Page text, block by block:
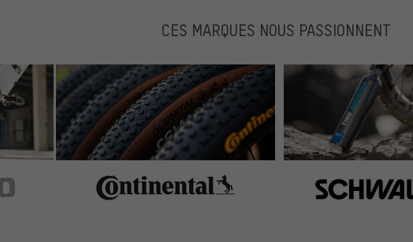
CES MARQUES NOUS PASSIONNENT